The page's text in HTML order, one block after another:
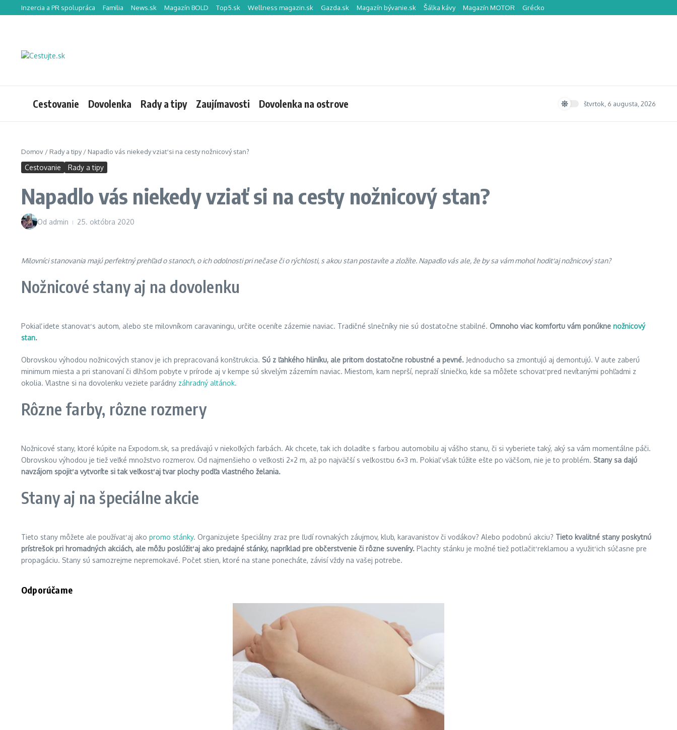
Preskočiť na obsah
Inzercia a PR spolupráca Familia News.sk Magazín BOLD Top5.sk Wellness magazin.sk Gazda.sk Magazín bývanie.sk Šálka kávy Magazín MOTOR Grécko
Cestovanie Dovolenka Rady a tipy Zaujímavosti Dovolenka na ostrove štvrtok, 6 augusta, 2026
Domov / Rady a tipy/ Napadlo vás niekedy vziať si na cesty nožnicový stan?
Cestovanie Rady a tipy
Napadlo vás niekedy vziať si na cesty nožnicový stan?
Od admin 25. októbra 2020
Milovníci stanovania majú perfektný prehľad o stanoch, o ich odolnosti pri nečase či o rýchlosti, s akou stan postavíte a zložíte. Napadlo vás ale, že by sa vám mohol hodiť aj nožnicový stan?
Nožnicové stany aj na dovolenku
Pokiaľ idete stanovať s autom, alebo ste milovníkom caravaningu, určite oceníte zázemie naviac. Tradičné slnečníky nie sú dostatočne stabilné. Omnoho viac komfortu vám ponúkne nožnicový
stan.
Obrovskou výhodou nožnicových stanov je ich prepracovaná konštrukcia. Sú z ľahkého hliníku, ale pritom dostatočne robustné a pevné. Jednoducho sa zmontujú aj demontujú. V aute zaberú
minimum miesta a pri stanovaní či dlhšom pobyte v prírode aj v kempe sú skvelým zázemím naviac. Miestom, kam neprší, nepraží slniečko, kde sa môžete schovať pred nevítanými pohľadmi z
okolia. Vlastne si na dovolenku veziete parádny záhradný altánok.
Rôzne farby, rôzne rozmery
Nožnicové stany, ktoré kúpite na Expodom.sk, sa predávajú v niekoľkých farbách. Ak chcete, tak ich doladíte s farbou automobilu aj vášho stanu, či si vyberiete taký, aký sa vám momentálne páči.
Obrovskou výhodou je tiež veľké množstvo rozmerov. Od najmenšieho o veľkosti 2×2 m, až po najväčší s veľkosťou 6×3 m. Pokiaľ však túžite ešte po väčšom, nie je to problém. Stany sa dajú
navzájom spojiť a vytvoríte si tak veľkosť aj tvar plochy podľa vlastného želania.
Stany aj na špeciálne akcie
Tieto stany môžete ale používať aj ako promo stánky. Organizujete špeciálny zraz pre ľudí rovnakých záujmov, klub, karavanistov či vodákov? Alebo podobnú akciu? Tieto kvalitné stany poskytnú
prístrešok pri hromadných akciách, ale môžu poslúžiť aj ako predajné stánky, napríklad pre občerstvenie či rôzne suveníry. Plachty stánku je možné tiež potlačiť reklamou a využiť ich súčasne pre
propagáciu. Stany sú samozrejme nepremokavé. Počet stien, ktoré na stane ponecháte, závisí vždy na vašej potrebe.
Odporúčame